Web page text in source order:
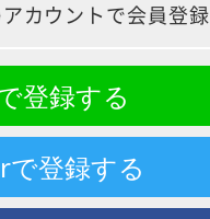
カウントで会員登録
登録する
登録する